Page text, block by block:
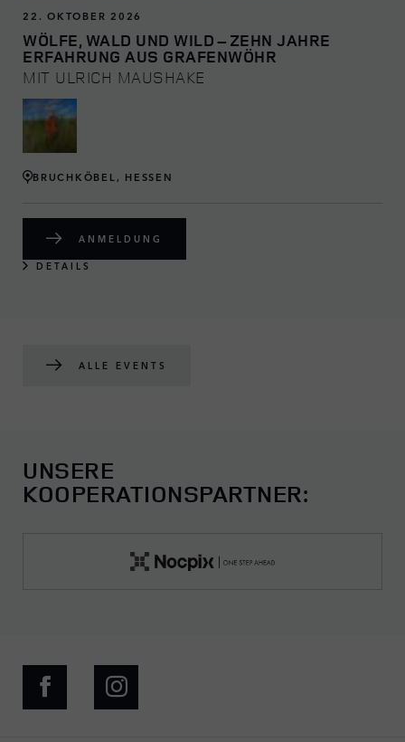
22. OKTOBER 2026
WÖLFE, WALD UND WILD – ZEHN JAHRE
ERFAHRUNG AUS GRAFENWÖHR
MIT ULRICH MAUSHAKE
BRUCHKÖBEL, HESSEN
ANMELDUNG
DETAILS
ALLE EVENTS
UNSERE
KOOPERATIONSPARTNER: